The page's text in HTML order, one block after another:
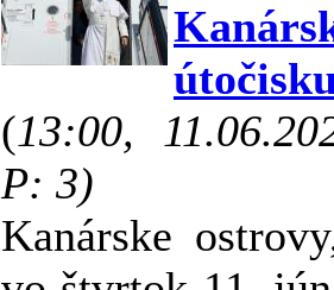
(13:00,
P: 3)
Kanárske